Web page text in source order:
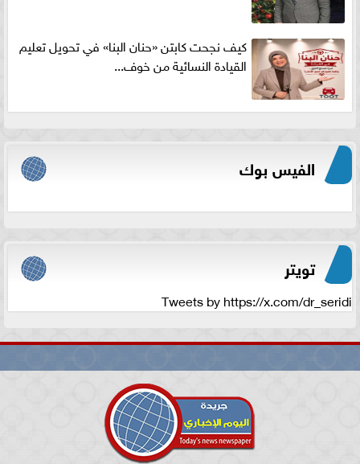
كيف نجحت كابتن «حنان البنا» في تحويل تعليم
القيادة النسائية من خوف...
الفيس بوك
تويتر
Tweets by https://x.com/dr_seridi